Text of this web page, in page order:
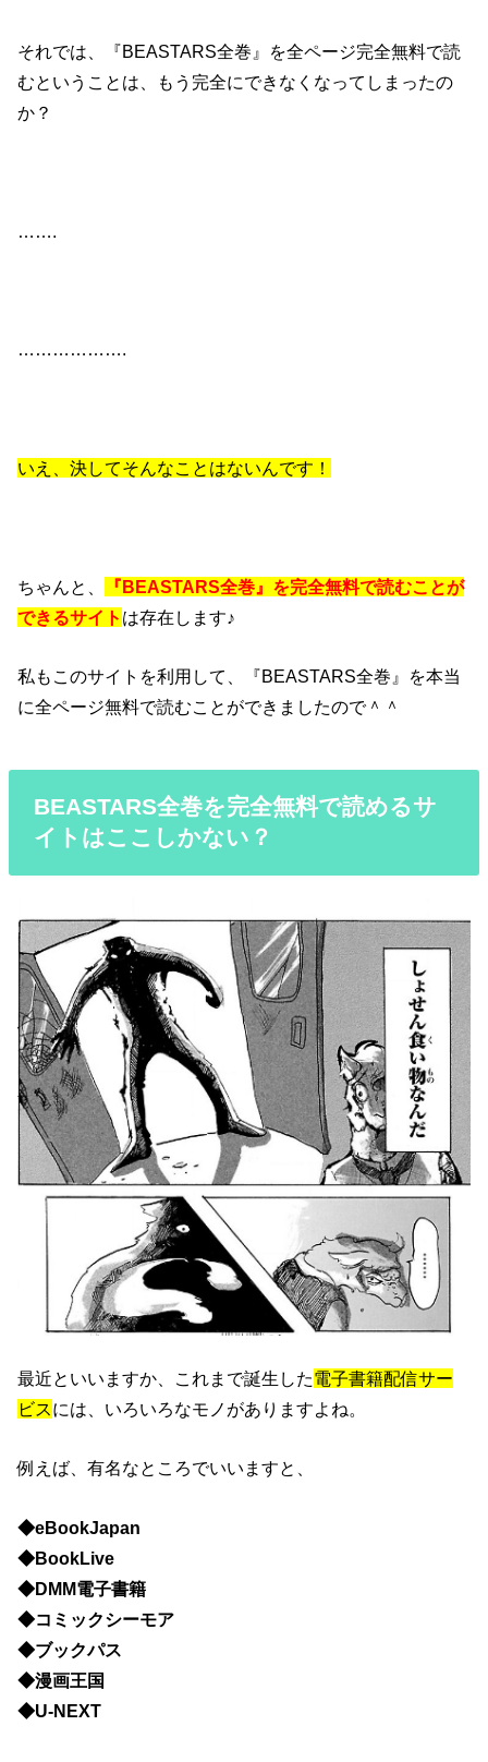
それでは、『BEASTARS全巻』を全ページ完全無料で読
むということは、もう完全にできなくなってしまったの
か？
…….
……………….
いえ、決してそんなことはないんです！
ちゃんと、
『BEASTARS全巻』を完全無料で読むことが
できるサイト は存在します♪
私もこのサイトを利用して、『BEASTARS全巻』を本当
に全ページ無料で読むことができましたので＾＾
BEASTARS全巻を完全無料で読めるサ
イトはここしかない？
最近といいますか、これまで誕生した電子書籍配信サー
ビスには、いろいろなモノがありますよね。
例えば、有名なところでいいますと、
◆eBookJapan
◆BookLive
◆DMM電子書籍
◆コミックシーモア
◆ブックパス
◆漫画王国
◆U-NEXT